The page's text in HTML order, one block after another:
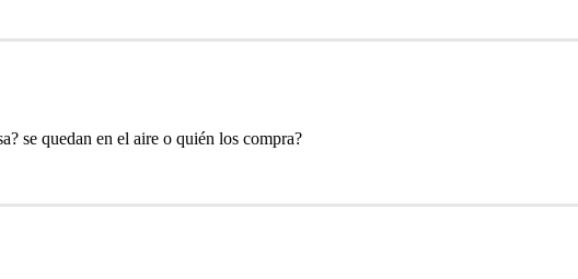
se quedan en el aire o quién los compra?